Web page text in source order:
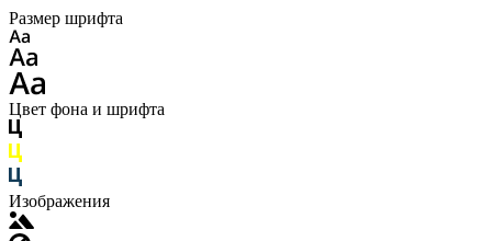
Размер шрифта
Цвет фона и шрифта
Изображения